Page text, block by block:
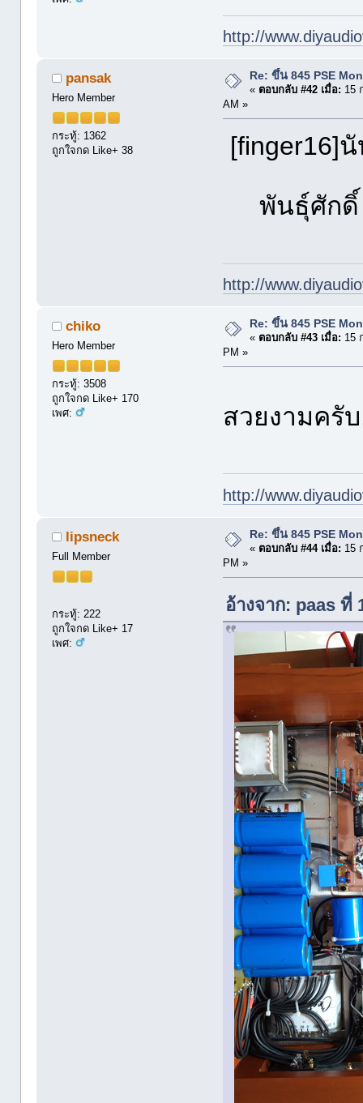
http://
pansak
Hero Member
กระทู้: 1362
ถูกใจกด Like+ 38
Re: ขึ้น 845 PSE
« ตอบกลับ #42 เมื่อ: 15
AM »
[finger16]
พันธุ์ศักดิ์
http://
chiko
Hero Member
กระทู้: 3508
ถูกใจกด Like+ 170
เพศ:
Re: ขึ้น 845 PSE
« ตอบกลับ #43 เมื่อ: 15
PM »
สวยงามครั
http://
lipsneck
Full Member
กระทู้: 222
ถูกใจกด Like+ 17
เพศ:
Re: ขึ้น 845 PSE
« ตอบกลับ #44 เมื่อ: 15
PM »
อ้างจาก: paas ที่